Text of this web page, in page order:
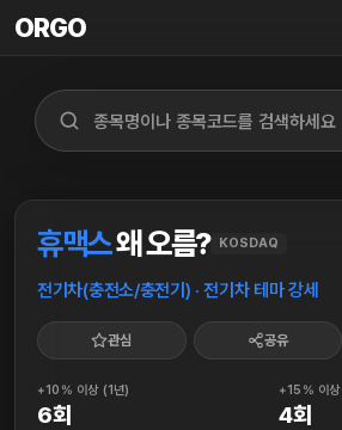
ORGO
ORGO
휴맥스왜 오름? KOSDAQ
전기차(충전소/충전기) · 전기차 테마 강세
관심 공유
+10% 이상 (1년)
6회
+15% 이상
4회